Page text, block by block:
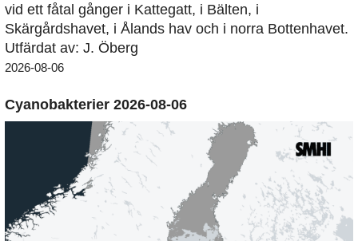
vid ett fåtal gånger i Kattegatt, i Bälten, i
Skärgårdshavet, i Ålands hav och i norra Bottenhavet.
Utfärdat av: J. Öberg
2026-08-06
Cyanobakterier 2026-08-06